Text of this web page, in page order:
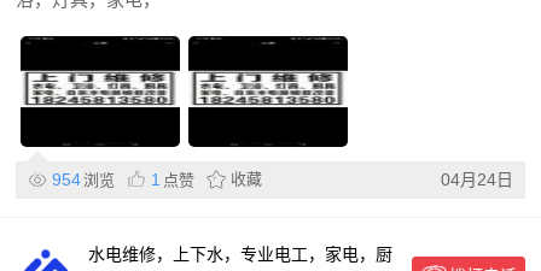
954浏览 1 点赞 收藏 04月24日
水电维修，上下水，专业电工，家电，厨